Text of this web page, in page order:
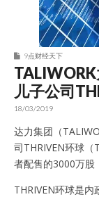
9点财经天下
儿子公司
18/03/2019
达力集团（
司THRIVEN环球（
者配售的3000万股
THRIVEN环球是